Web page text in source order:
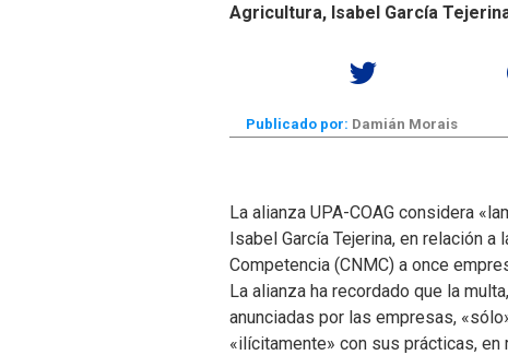
Agricultura, Isabel García
Publicado por: Damián Morais
La alianza UPA-COAG considera
Isabel García Tejerina, en relación
Competencia (CNMC) a once
La alianza ha recordado que la
anunciadas por las empresas,
«ilícitamente» con sus prácticas,